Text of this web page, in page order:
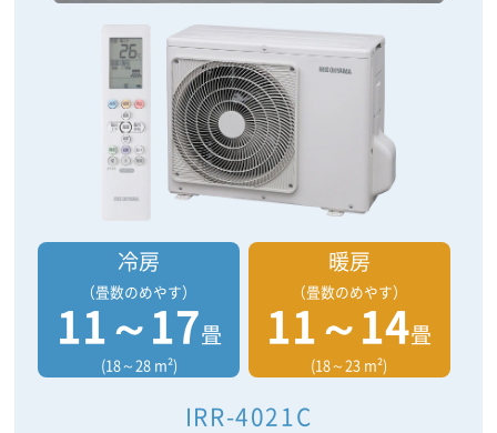
冷房
（畳数のめやす）
11～17畳
(18～28 m²)
暖房
（畳数のめやす）
11～14畳
(18～23 m²)
IRR-4021C